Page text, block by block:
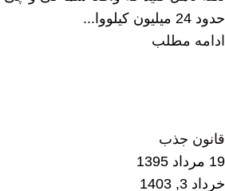
حدود 24 میلیون کیلووا...
ادامه مطلب
قانون جذب
19 مرداد 1395
خرداد 3, 1403